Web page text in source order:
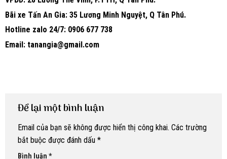
Bãi xe Tấn An Gia: 35 Lương Minh Nguyệt, Q Tân Phú.
Hotline zalo 24/7: 0906 677 738
Email: tanangia@gmail.com
Để lại một bình luận
Email của bạn sẽ không được hiển thị công khai. Các trường
bắt buộc được đánh dấu *
Bình luận *